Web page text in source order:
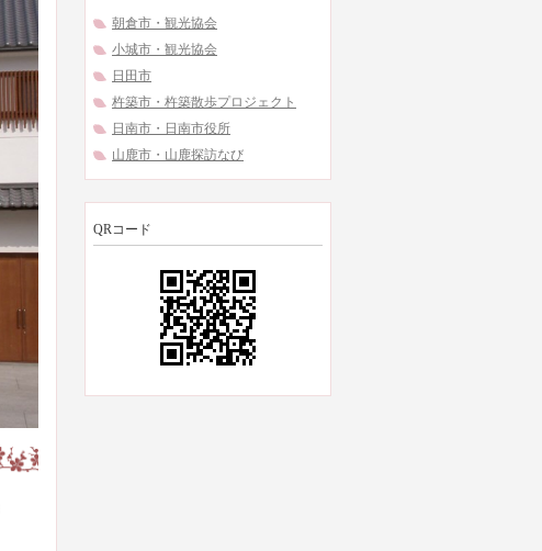
朝倉市・観光協会
小城市・観光協会
日田市
杵築市・杵築散歩プロジェクト
日南市・日南市役所
山鹿市・山鹿探訪なび
QRコード